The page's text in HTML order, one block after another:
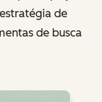
de
de busca